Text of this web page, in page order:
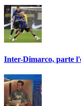
Inter-Dimarco, parte